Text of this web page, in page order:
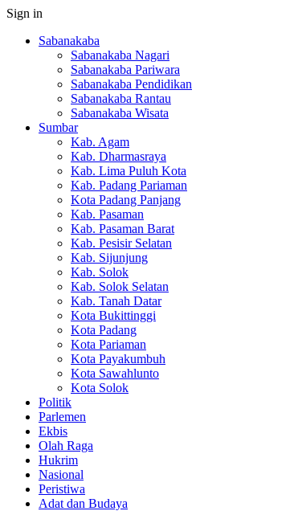
Sign in
Sabanakaba
Sabanakaba Nagari
Sabanakaba Pariwara
Sabanakaba Pendidikan
Sabanakaba Rantau
Sabanakaba Wisata
Sumbar
Kab. Agam
Kab. Dharmasraya
Kab. Lima Puluh Kota
Kab. Padang Pariaman
Kota Padang Panjang
Kab. Pasaman
Kab. Pasaman Barat
Kab. Pesisir Selatan
Kab. Sijunjung
Kab. Solok
Kab. Solok Selatan
Kab. Tanah Datar
Kota Bukittinggi
Kota Padang
Kota Pariaman
Kota Payakumbuh
Kota Sawahlunto
Kota Solok
Politik
Parlemen
Ekbis
Olah Raga
Hukrim
Nasional
Peristiwa
Adat dan Budaya